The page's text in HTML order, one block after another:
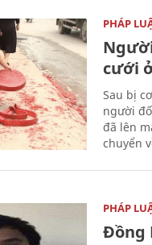
PHÁP
cưới
Sau bị
người
đã lên
chuyển
PHÁP
Đồng